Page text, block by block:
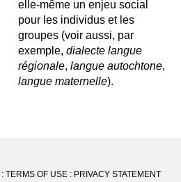
elle-même un enjeu social
pour les individus et les
groupes (voir aussi, par
exemple, dialecte langue
régionale, langue autochtone,
langue maternelle).
: TERMS OF USE : PRIVACY STATEMENT